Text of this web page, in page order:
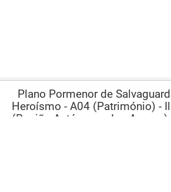
Plano Pormenor de
Heroísmo - A04 (Património) -
(Região Autónoma dos Açores)